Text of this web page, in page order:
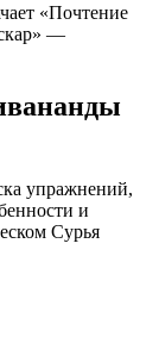
«Почтение
—
упражнений,
и
Сурья